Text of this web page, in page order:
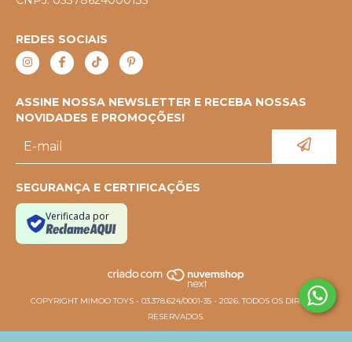
REDES SOCIAIS
ASSINE NOSSA NEWSLETTER E RECEBA NOSSAS
NOVIDADES E PROMOÇÕES!
SEGURANÇA E CERTIFICAÇÕES
Verificada por
COPYRIGHT MIMOO TOYS - 03.378.624/0001-35 - 2026. TODOS OS DIREITOS
RESERVADOS.